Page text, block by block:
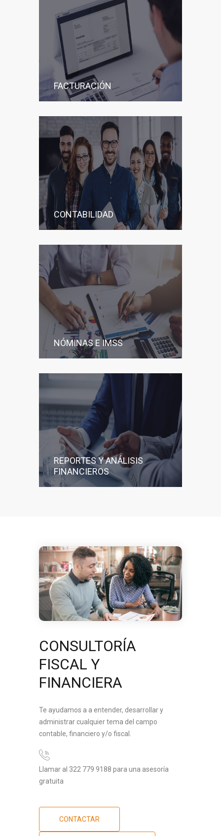
FACTURACIÓN
CONTABILIDAD
NÓMINAS E IMSS
REPORTES Y ANÁLISIS
FINANCIEROS
CONSULTORÍA
FISCAL Y
FINANCIERA
Te ayudamos a a entender, desarrollar y
administrar cualquier tema del campo
contable, financiero y/o fiscal.
Llamar al 322 779 9188 para una asesoría
gratuita
CONTACTAR